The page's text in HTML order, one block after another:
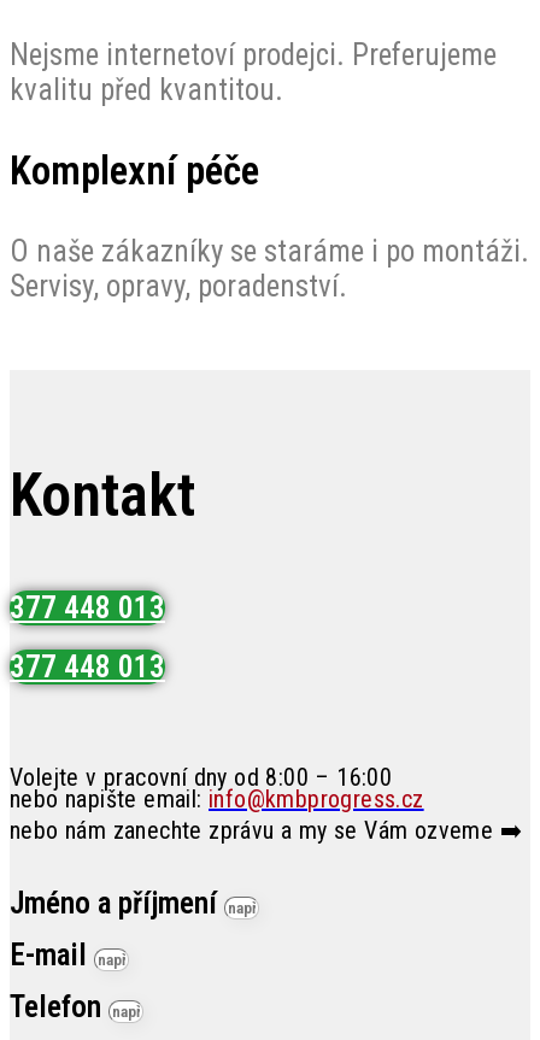
Nejsme internetoví prodejci. Preferujeme
kvalitu před kvantitou.
Komplexní péče
O naše zákazníky se staráme i po montáži.
Servisy, opravy, poradenství.
Kontakt
377 448 013
377 448 013
Volejte v pracovní dny od 8:00 – 16:00
nebo napište email: info@kmbprogress.cz
nebo nám zanechte zprávu a my se Vám ozveme ➡️
Jméno a příjmení
E-mail
Telefon